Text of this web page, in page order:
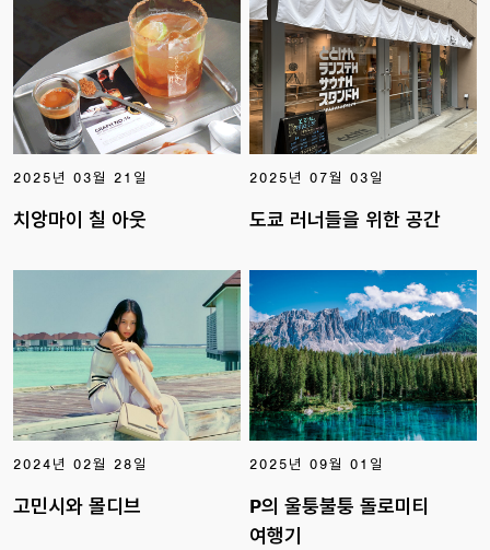
2025년 03월 21일
치앙마이 칠 아웃
2025년 07월 03일
도쿄 러너들을 위한 공간
2024년 02월 28일
고민시와 몰디브
2025년 09월 01일
P의 울퉁불퉁 돌로미티
여행기